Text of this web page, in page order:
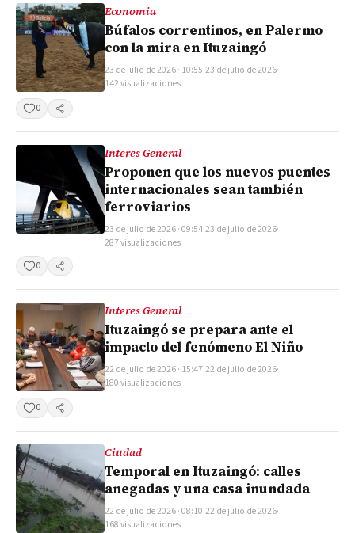
Economia
Búfalos correntinos, en Palermo
con la mira en Ituzaingó
23 de julio de 2026 · 10:55·23 de julio de 2026·
142 visualizaciones
0
Compartir
Interes General
Proponen que los nuevos puentes
internacionales sean también
ferroviarios
23 de julio de 2026 · 09:54·23 de julio de 2026·
287 visualizaciones
0
Compartir
Interes General
Ituzaingó se prepara ante el
impacto del fenómeno El Niño
22 de julio de 2026 · 15:47·22 de julio de 2026·
180 visualizaciones
0
Compartir
Ciudad
Temporal en Ituzaingó: calles
anegadas y una casa inundada
22 de julio de 2026 · 08:10·22 de julio de 2026·
168 visualizaciones